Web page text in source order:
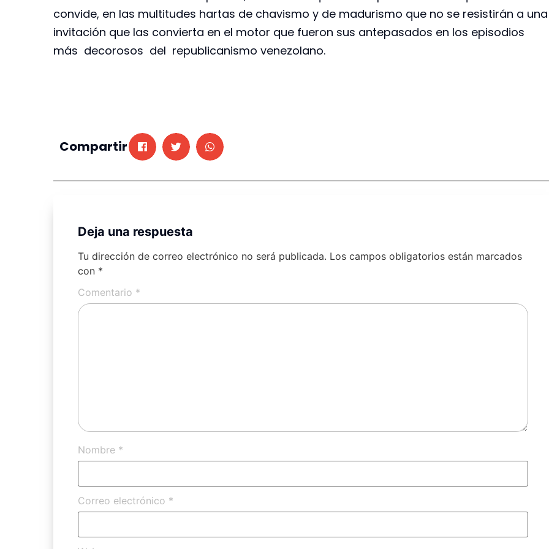
convide, en las multitudes hartas de chavismo y de madurismo que no se resistirán a
invitación que las convierta en el motor que fueron sus antepasados en los episodios
más decorosos del republicanismo venezolano.
Compartir
Deja una respuesta
Tu dirección de correo electrónico no será publicada. Los campos obligatorios están marcados
con *
Comentario *
Nombre *
Correo electrónico *